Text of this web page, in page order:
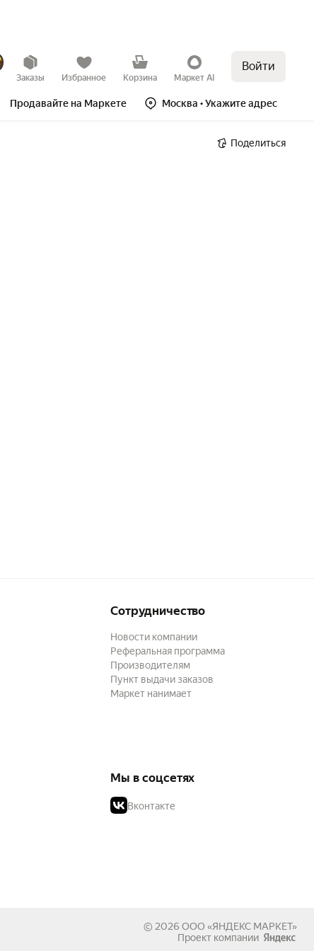
Заказы Избранное Корзина Маркет AI
Войти
Продавайте на Маркете Москва • Укажите адрес
Поделиться
Сотрудничество
Новости компании
Реферальная программа
Производителям
Пункт выдачи заказов
Маркет нанимает
Мы в соцсетях
Вконтакте
© 2026 ООО «ЯНДЕКС МАРКЕТ»
Проект компании